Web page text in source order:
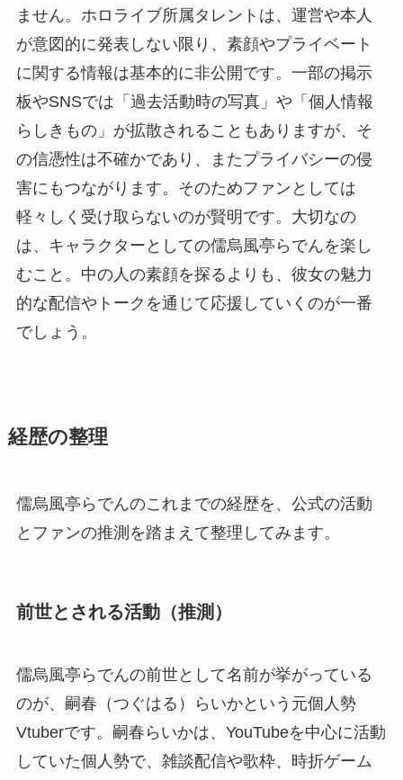
ません。ホロライブ所属タレントは、運営や本人
が意図的に発表しない限り、素顔やプライベート
に関する情報は基本的に非公開です。一部の掲示
板やSNSでは「過去活動時の写真」や「個人情報
らしきもの」が拡散されることもありますが、そ
の信憑性は不確かであり、またプライバシーの侵
害にもつながります。そのためファンとしては
軽々しく受け取らないのが賢明です。大切なの
は、キャラクターとしての儒烏風亭らでんを楽し
むこと。中の人の素顔を探るよりも、彼女の魅力
的な配信やトークを通じて応援していくのが一番
でしょう。
経歴の整理
儒烏風亭らでんのこれまでの経歴を、公式の活動
とファンの推測を踏まえて整理してみます。
前世とされる活動（推測）
儒烏風亭らでんの前世として名前が挙がっている
のが、嗣春（つぐはる）らいかという元個人勢
Vtuberです。嗣春らいかは、YouTubeを中心に活動
していた個人勢で、雑談配信や歌枠、時折ゲーム